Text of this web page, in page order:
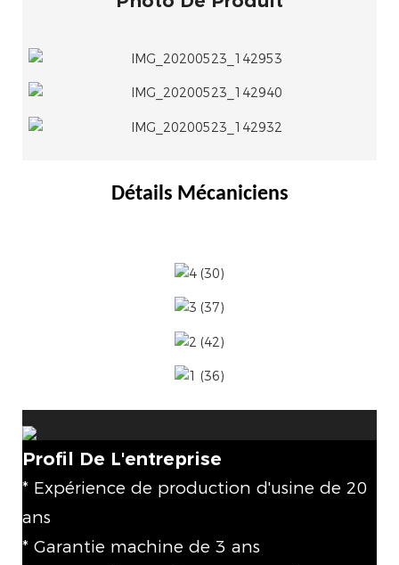
Détails Mécaniciens
Profil De L'entreprise
* Expérience de production d'usine de 20
ans
* Garantie machine de 3 ans